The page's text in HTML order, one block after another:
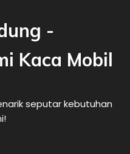
-
Kaca Mobil
seputar kebutuhan